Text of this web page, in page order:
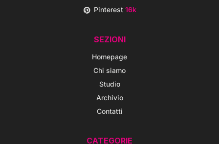
Pinterest16k
SEZIONI
Homepage
Chi siamo
Studio
Archivio
Contatti
CATEGORIE